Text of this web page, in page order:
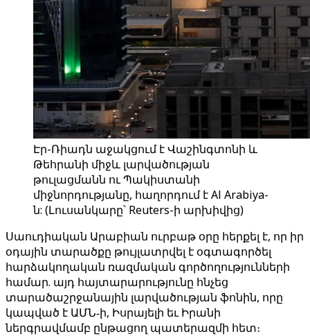
Էր-Ռիադն աջակցում է Վաշինգտոնի և
Թեհրանի միջև լարվածության
թուլացմանն ու Պակիստանի
միջնորդությանը, հաղորդում է Al Arabiya-
ն: (Լուսանկարը՝ Reuters-ի արխիվից)
Սաուդիական Արաբիան ուրբաթ օրը հերքել է, որ իր
օդային տարածքը թույլատրվել է օգտագործել
հարձակողական ռազմական գործողությունների
համար. այդ հայտարարությունը հնչեց
տարածաշրջանային լարվածության ֆոնին, որը
կապված է ԱՄՆ‑ի, Իսրայելի եւ Իրանի
ներգրավմամբ ընթացող պատերազմի հետ։